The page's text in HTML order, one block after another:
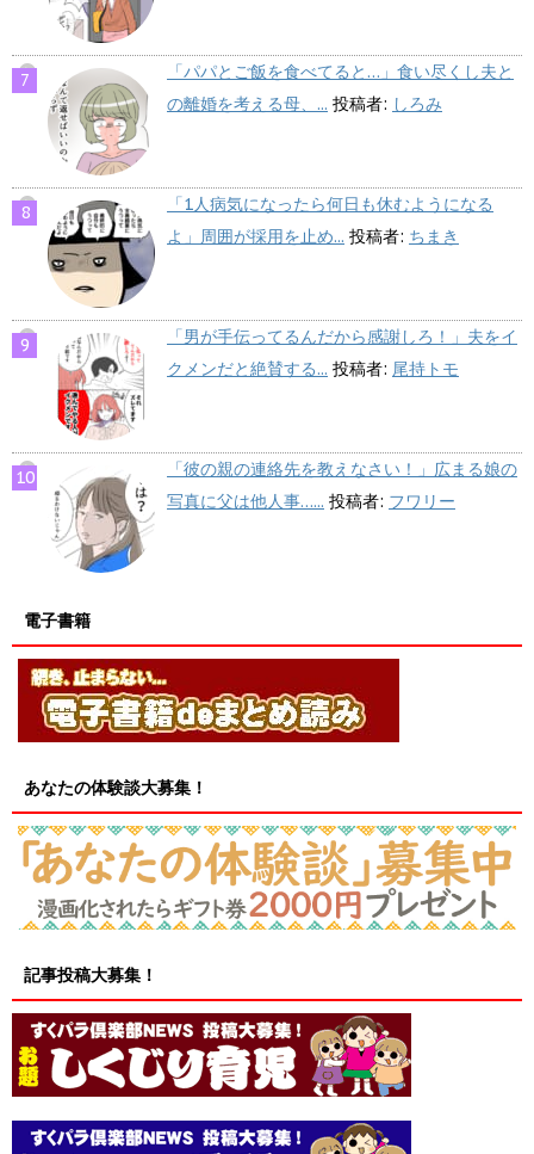
「パパとご飯を食べてると…」食い尽くし夫と
の離婚を考える母、... 投稿者: しろみ
「1人病気になったら何日も休むようになる
よ」周囲が採用を止め... 投稿者: ちまき
「男が手伝ってるんだから感謝しろ！」夫をイ
クメンだと絶賛する... 投稿者: 尾持トモ
「彼の親の連絡先を教えなさい！」広まる娘の
写真に父は他人事…... 投稿者: フワリー
電子書籍
あなたの体験談大募集！
記事投稿大募集！